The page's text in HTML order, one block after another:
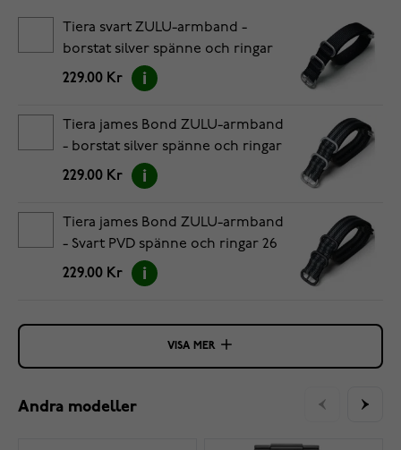
Tiera svart ZULU-armband -
borstat silver spänne och ringar
26 mm
229.00 Kr
Tiera james Bond ZULU-armband
- borstat silver spänne och ringar
26 mm
229.00 Kr
Tiera james Bond ZULU-armband
- Svart PVD spänne och ringar 26
mm
229.00 Kr
VISA MER
Andra modeller